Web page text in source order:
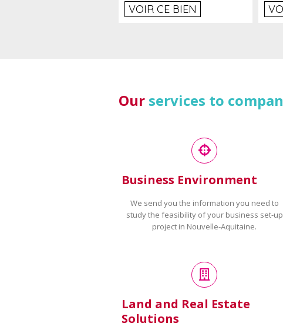
VOIR CE BIEN
Our services to
Business Environment
We send you the information you need to
study the feasibility of your business set-up
project in Nouvelle-Aquitaine.
Land and Real Estate
Solutions